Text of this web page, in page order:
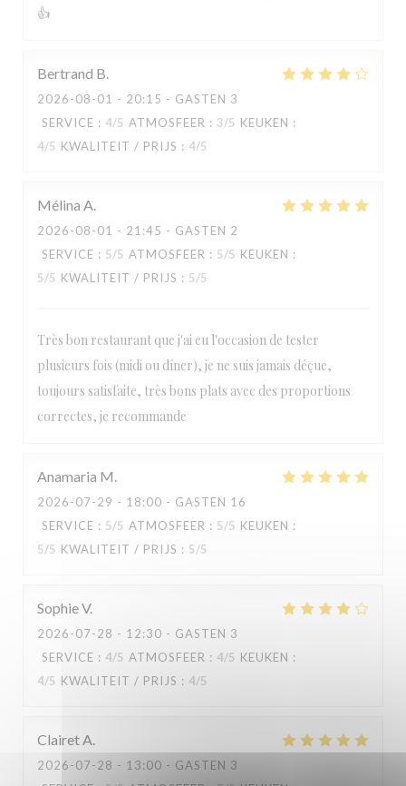
👍
Bertrand B
2026-08-01 - 20:15 - GASTEN 3
SERVICE : 4/5 ATMOSFEER : 3/5 KEUKEN :
4/5 KWALITEIT / PRIJS : 4/5
Mélina A
2026-08-01 - 21:45 - GASTEN 2
SERVICE : 5/5 ATMOSFEER : 5/5 KEUKEN :
5/5 KWALITEIT / PRIJS : 5/5
Très bon restaurant que j'ai eu l'occasion de tester
plusieurs fois (midi ou dîner), je ne suis jamais déçue,
toujours satisfaite, très bons plats avec des proportions
correctes, je recommande
Anamaria M
2026-07-29 - 18:00 - GASTEN 16
SERVICE : 5/5 ATMOSFEER : 5/5 KEUKEN :
5/5 KWALITEIT / PRIJS : 5/5
SophieV
2026-07-28 - 12:30 - GASTEN 3
SERVICE : 4/5 ATMOSFEER : 4/5 KEUKEN :
4/5 KWALITEIT / PRIJS : 4/5
ClairetA
2026-07-28 - 13:00 - GASTEN 3
Paulette